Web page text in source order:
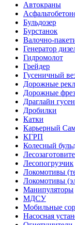
Автокраны
Бульдозер
Бурстанок
Валочно-
Генератор
Гидромолот
Грейдер
Гусеничный
Дорожные
Дорожные
Драглайн
Дробилки
Катки
Карьерный
КГРП
Колесный
Лесопогрузчик
Локомотивы
Локомотивы
Манипуляторы
МДСУ
Мобильные
Насосная